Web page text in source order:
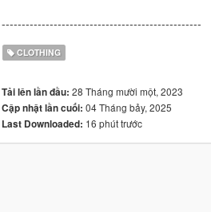
--------------------------------------------------
CLOTHING
Tải lên lần đầu: 28 Tháng mười một, 2023
Cập nhật lần cuối: 04 Tháng bảy, 2025
Last Downloaded: 16 phút trước